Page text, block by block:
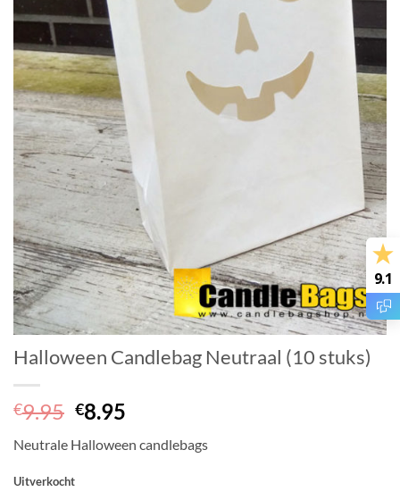
Halloween Candlebag Neutraal (10 stuks)
€9.95 Oorspronkelijke
was:
€9.95.
€8.95
is:
Neutrale Halloween candlebags
Uitverkocht
9.1